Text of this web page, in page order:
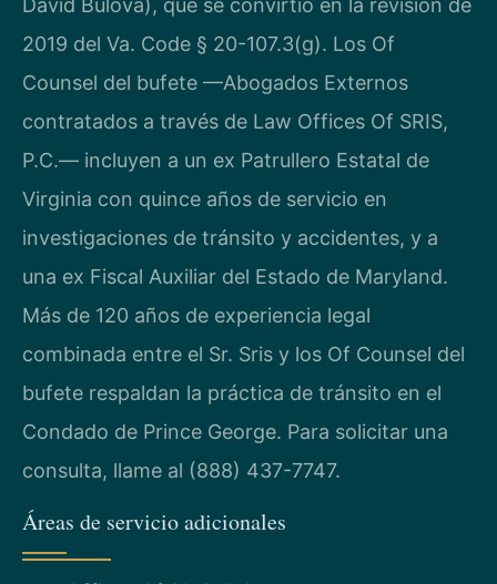
David Bulova), que se convirtió en la revisión de
2019 del Va. Code § 20-107.3(g). Los Of
Counsel del bufete —Abogados Externos
contratados a través de Law Offices Of SRIS,
P.C.— incluyen a un ex Patrullero Estatal de
Virginia con quince años de servicio en
investigaciones de tránsito y accidentes, y a
una ex Fiscal Auxiliar del Estado de Maryland.
Más de 120 años de experiencia legal
combinada entre el Sr. Sris y los Of Counsel del
bufete respaldan la práctica de tránsito en el
Condado de Prince George. Para solicitar una
consulta, llame al (888) 437-7747.
Áreas de servicio adicionales